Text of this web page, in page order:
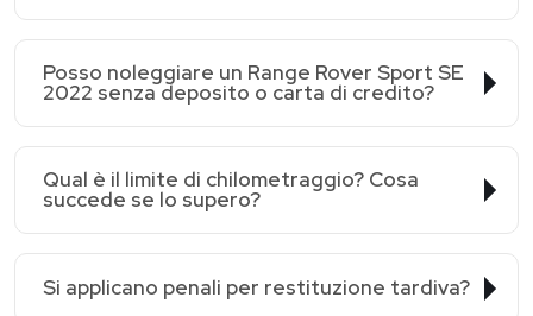
Posso noleggiare un Range Rover Sport SE
2022 senza deposito o carta di credito?
Qual è il limite di chilometraggio? Cosa
succede se lo supero?
Si applicano penali per restituzione tardiva?